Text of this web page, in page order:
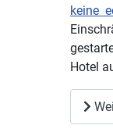
keine
Hotel